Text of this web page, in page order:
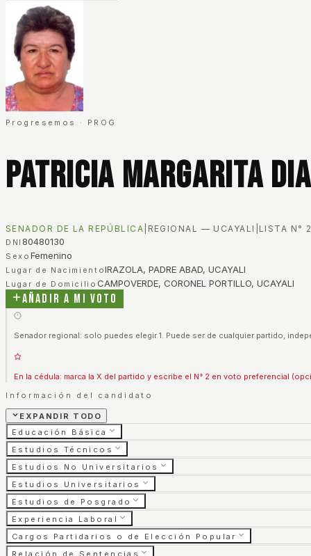
Progresemos · PROG
Patricia Margarita
SENADOR DE LA REPÚBLICA REGIONAL — UCAYALI LISTA N°
DNI 80480130
Sexo Femenino
Lugar de NacimientoIRAZOLA, PADRE ABAD, UCAYALI
Lugar de Domicilio CAMPOVERDE, CORONEL PORTILLO, UCAYALI
Añadir a mi voto
Senador regional: solo puedes elegir 1. Puede ser de cualquier partido,
En la cédula: marca la X del partido y escribe el N° 2 en voto preferencial
Información del candidato
EXPANDIR TODO
Educación Básica
Estudios Técnicos
Estudios No Universitarios
Estudios Universitarios
Estudios de Posgrado
Experiencia Laboral
Cargos Partidarios o de Elección Popular